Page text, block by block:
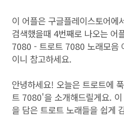
이 어플은 구글플레이스토어
검색했을때 4번째로 나오는 어
7080 - 트로트 7080 노래모음
이니 참고하세요.
안녕하세요! 오늘은 트로트에
트 7080'을 소개해드릴게요.
을 담은 트로트 노래들을 쉽게